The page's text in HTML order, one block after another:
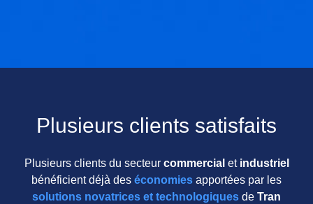
Plusieurs clients satisfaits
Plusieurs clients du secteur commercial et industriel
bénéficient déjà des économies apportées par les
solutions novatrices et technologiques de Tran